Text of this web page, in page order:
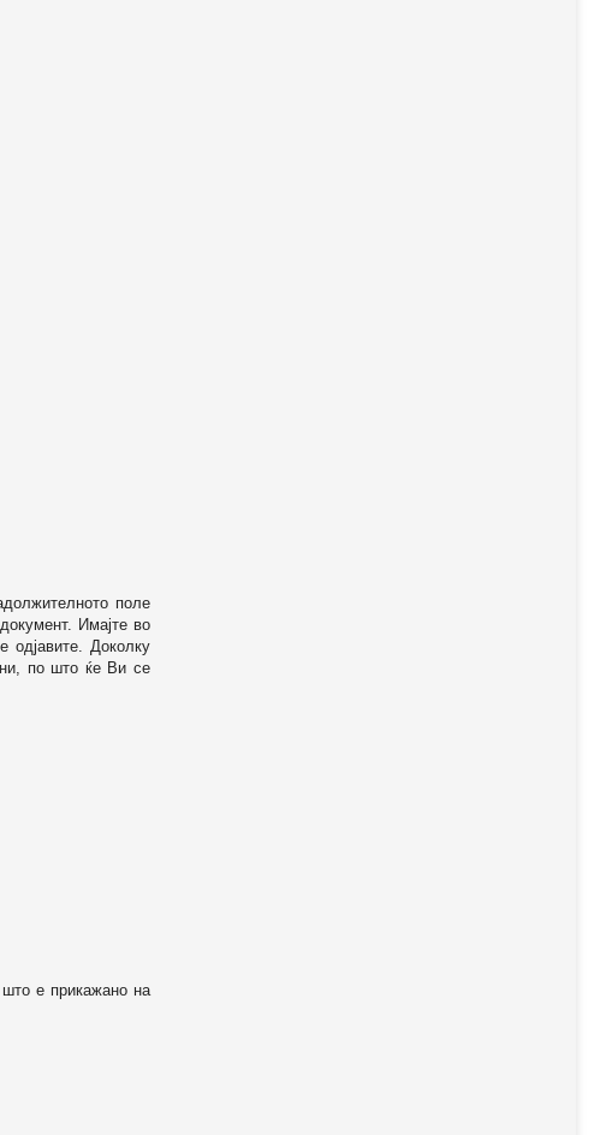
поле
Имајте во
одјавите. Доколку
по што ќе Ви се
што е прикажано на